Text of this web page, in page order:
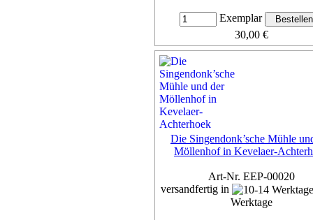
Exemplar
30,00 €
inkl. 7% MwSt,zzgl.
Details...
Die Singendonk’sche Mühle
Möllenhof in Kevelaer-
Art-Nr. EEP-00020
versandfertig in
Werktage